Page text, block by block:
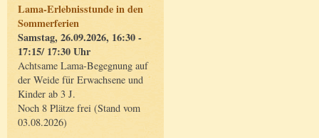
Lama-Erlebnisstunde in den
Sommerferien
Samstag, 26.09.2026, 16:30 -
17:15/ 17:30 Uhr
Achtsame Lama-Begegnung auf
der Weide für Erwachsene und
Kinder ab 3 J.
Noch 8 Plätze frei (Stand vom
03.08.2026)